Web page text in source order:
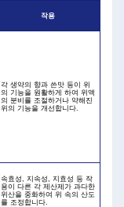
작용
각 생약의 향과 쓴맛 등이 위
의 기능을 원활하게 하여 위액
의 분비를 조절하거나 약해진
위의 기능을 개선합니다.
속효성, 지속성, 지효성 등 작
용이 다른 각 제산제가 과다한
위산을 중화하여 위 속의 산도
를 조정합니다.